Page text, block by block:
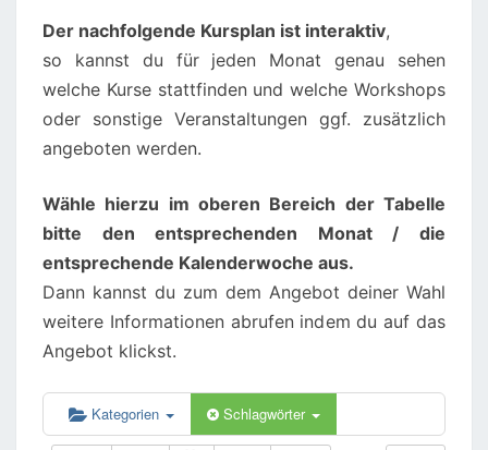
Der nachfolgende Kursplan ist interaktiv,
so kannst du für jeden Monat genau sehen
welche Kurse stattfinden und welche Workshops
oder sonstige Veranstaltungen ggf. zusätzlich
angeboten werden.
Wähle hierzu im oberen Bereich der Tabelle
bitte den entsprechenden Monat / die
entsprechende Kalenderwoche aus.
Dann kannst du zum dem Angebot deiner Wahl
weitere Informationen abrufen indem du auf das
Angebot klickst.
Kategorien Schlagwörter